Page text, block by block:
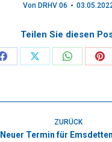
Von DRHV 06
Teilen Sie diesen
Share
Facebook
Share
X
Share
ZURÜCK
Neuer Termin für